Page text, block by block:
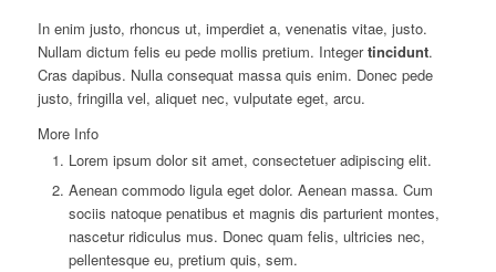
In enim justo, rhoncus ut, imperdiet a, venenatis vitae, justo.
Nullam dictum felis eu pede mollis pretium. Integertincidunt.
Cras dapibus. Nulla consequat massa quis enim. Donec pede
justo, fringilla vel, aliquet nec, vulputate eget, arcu.
More Info
Lorem ipsum dolor sit amet, consectetuer adipiscing elit.
Aenean commodo ligula eget dolor. Aenean massa. Cum
sociis natoque penatibus et magnis dis parturient montes,
nascetur ridiculus mus. Donec quam felis, ultricies nec,
pellentesque eu, pretium quis, sem.